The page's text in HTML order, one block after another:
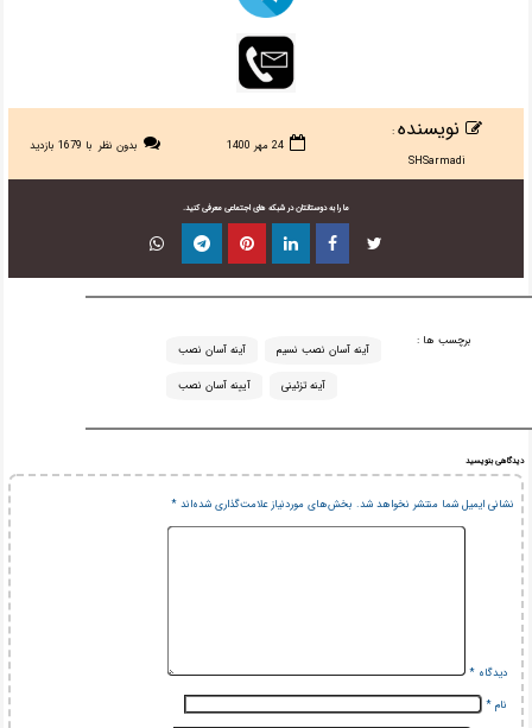
نویسنده:
SHSarmadi
24 مهر 1400 بدون نظر با 1679 بازدید
ما را به دوستانتان در شبکه های اجتماعی معرفی کنید.
برچسب ها :
آینه آسان نصب آینه آسان نصب نسیم
آینه تزئینی آیینه آسان نصب
دیدگاهی بنویسید
نشانی ایمیل شما منتشر نخواهد شد. بخش‌های موردنیاز علامت‌گذاری شده‌اند*
دیدگاه*
نام*